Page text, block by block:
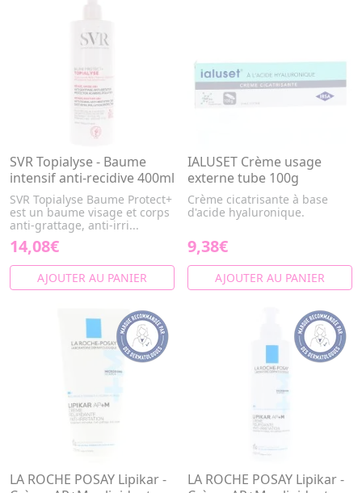
SVR Topialyse - Baume
intensif anti-recidive 400ml
SVR Topialyse Baume Protect+
est un baume visage et corps
anti-grattage, anti-irri...
14,08€
AJOUTER AU PANIER
IALUSET Crème usage
externe tube 100g
Crème cicatrisante à base
d'acide hyaluronique.
9,38€
AJOUTER AU PANIER
LA ROCHE POSAY Lipikar -
LA ROCHE POSAY Lipikar -